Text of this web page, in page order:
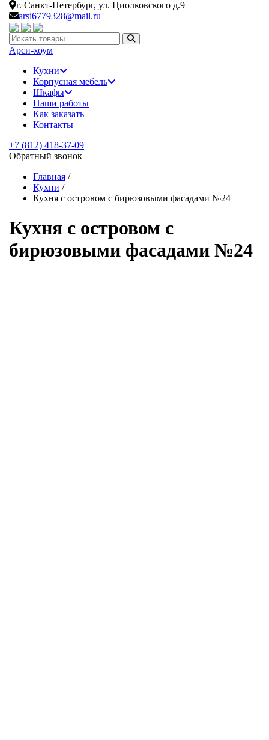
г. Санкт-Петербург, ул. Циолковского д.9
arsi6779328@mail.ru
Искать:
Арси-хоум
Кухни
Корпусная мебель
Шкафы
Наши работы
Как заказать
Контакты
+7 (812) 418-37-09
Обратный звонок
Главная /
Кухни /
Кухня с островом с бирюзовыми фасадами №24
Кухня с островом с
бирюзовыми фасадами №24